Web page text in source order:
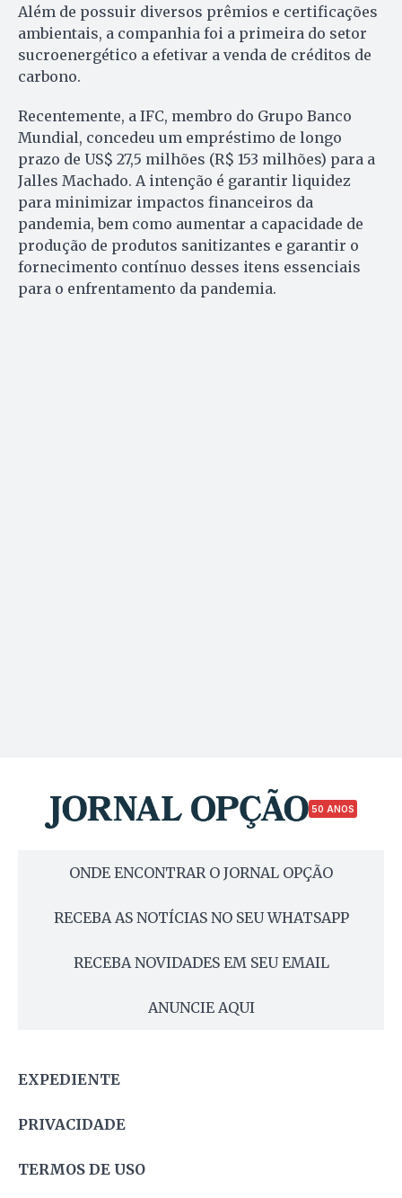
Além de possuir diversos prêmios e certificações
ambientais, a companhia foi a primeira do setor
sucroenergético a efetivar a venda de créditos de
carbono.
Recentemente, a IFC, membro do Grupo Banco
Mundial, concedeu um empréstimo de longo
prazo de US$ 27,5 milhões (R$ 153 milhões) para a
Jalles Machado. A intenção é garantir liquidez
para minimizar impactos financeiros da
pandemia, bem como aumentar a capacidade de
produção de produtos sanitizantes e garantir o
fornecimento contínuo desses itens essenciais
para o enfrentamento da pandemia.
50 ANOS
ONDE ENCONTRAR O JORNAL OPÇÃO
RECEBA AS NOTÍCIAS NO SEU WHATSAPP
RECEBA NOVIDADES EM SEU EMAIL
ANUNCIE AQUI
EXPEDIENTE
PRIVACIDADE
TERMOS DE USO